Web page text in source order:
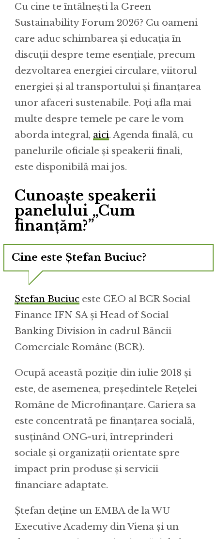
Cu cine te întâlnești la Green
Sustainability Forum 2026? Cu oameni
care aduc schimbarea și educația în
discuții despre teme esențiale, precum
dezvoltarea energiei circulare, viitorul
energiei și al transportului și finanțarea
unor afaceri sustenabile. Poți afla mai
multe despre temele pe care le vom
aborda integral, aici. Agenda finală, cu
panelurile oficiale și speakerii finali,
este disponibilă mai jos.
Cunoaște speakerii
panelului „Cum
finanțăm?”
Cine este Ștefan Buciuc?
Ștefan Buciuc este CEO al BCR Social
Finance IFN SA și Head of Social
Banking Division în cadrul Băncii
Comerciale Române (BCR).
Ocupă această poziție din iulie 2018 și
este, de asemenea, președintele Rețelei
Române de Microfinanțare. Cariera sa
este concentrată pe finanțarea socială,
susținând ONG-uri, întreprinderi
sociale și organizații orientate spre
impact prin produse și servicii
financiare adaptate.
Ștefan deține un EMBA de la WU
Executive Academy din Viena și un